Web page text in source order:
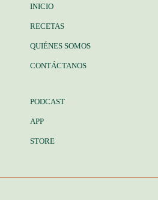
INICIO
RECETAS
QUIÉNES SOMOS
CONTÁCTANOS
PODCAST
APP
STORE